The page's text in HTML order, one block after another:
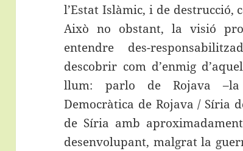
l’Estat Islàmic, i de destrucció,
Això no obstant, la visió
entendre des-
descobrir com d’enmig
llum: parlo de Rojava –la
Democràtica de Rojava / Síria
de Síria amb
desenvolupant, malgrat la